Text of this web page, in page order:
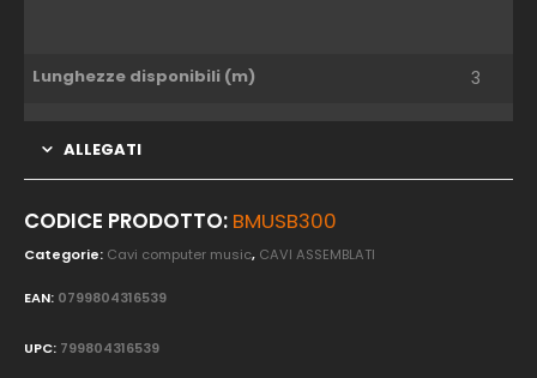
Lunghezze disponibili (m) 3
ALLEGATI
CODICE PRODOTTO: BMUSB300
Categorie: Cavi computer music, CAVI ASSEMBLATI
EAN: 0799804316539
UPC: 799804316539